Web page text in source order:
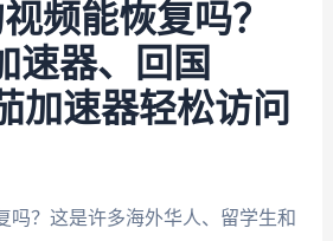
频能恢复吗？
速器、回国
加速器轻松访问
吗？这是许多海外华人、留学生和